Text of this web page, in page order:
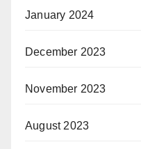
January 2024
December 2023
November 2023
August 2023